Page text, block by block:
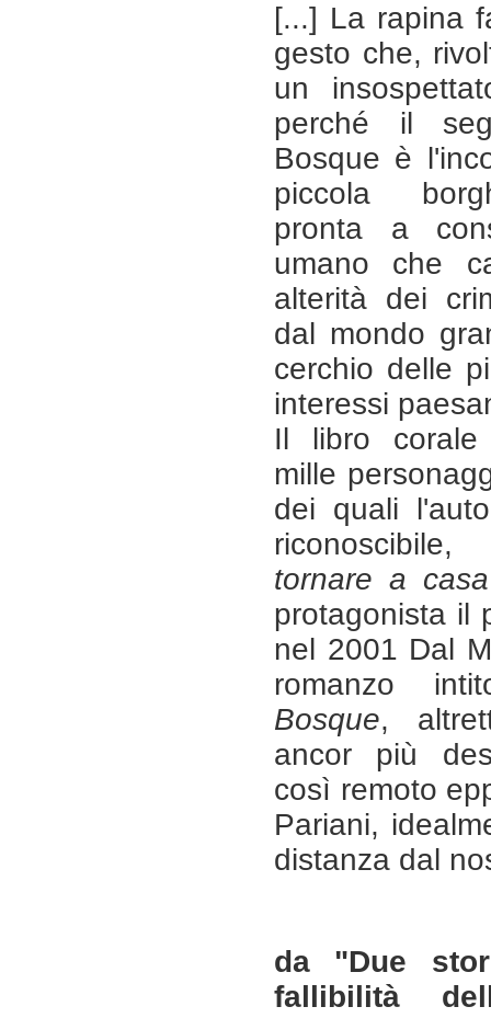
[...] La rapina
gesto che,
un
perché il
Bosque è
piccola
pronta a
umano che
alterità dei
dal mondo
cerchio delle
interessi
Il libro corale
mille
dei quali
tornare a casa
protagonista il
nel 2001 Dal
romanzo
Bosque,
ancor più
così remoto
Pariani,
distanza dal
da "Due
fallibilità